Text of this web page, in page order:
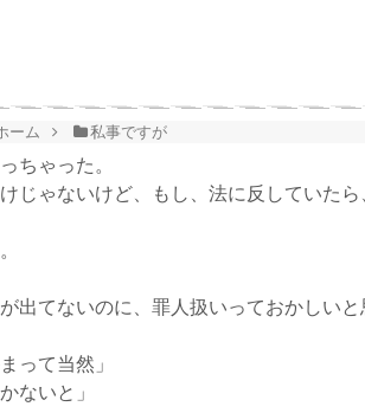
ーム 私事ですが
ちゃった。
じゃないけど、もし、法に反していた
出てないのに、罪人扱いっておかしいと
って当然」
ないと」